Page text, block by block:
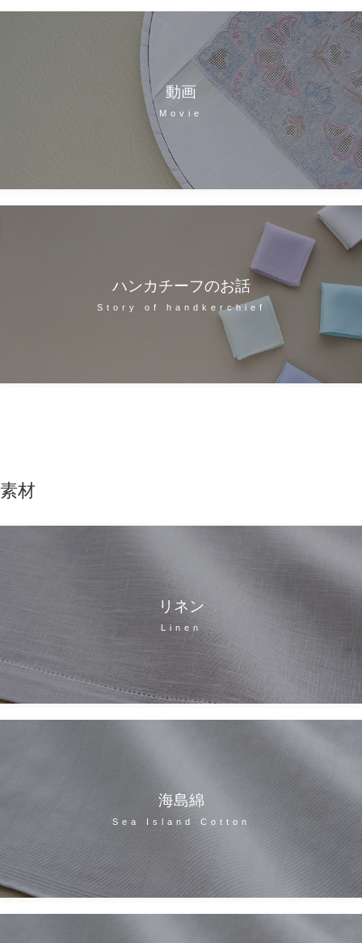
動画
Movie
ハンカチーフのお話
Story of handkerchief
素材
リネン
Linen
海島綿
Sea Island Cotton